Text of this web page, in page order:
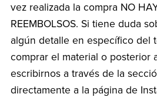
vez realizada la compra NO
REEMBOLSOS. Si tiene duda
algún detalle en específico del
comprar el material o posterior
escribirnos a través de la
directamente a la página de